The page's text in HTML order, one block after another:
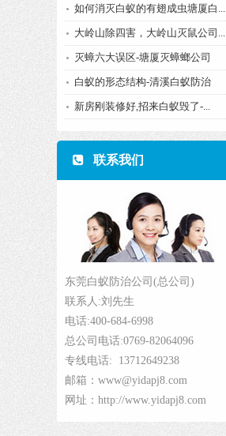
如何消灭白蚁的有翅成虫塘厦白...
大岭山除四害，大岭山灭鼠公司...
灭蟑六大误区-塘厦灭蟑螂公司
白蚁的形态结构-清溪白蚁防治
新房刚装修好,招来白蚁毁了-...
联系我们
东莞白蚁防治公司(总公司)
联系人:刘先生
电话:400-684-6998
总公司电话:0769-82064096
专线电话: 13712649238
邮箱：www@yidapj8.com
网址：http://www.yidapj8.com